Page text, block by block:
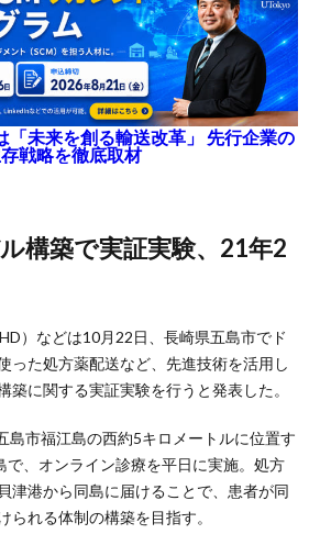
「未来を創る輸送改革」 先行企業の
戦略を徹底取材
）などは10月22日、長崎県五島市でド
った処方薬配送など、先進技術を活用し
築に関する実証実験を行うと発表した。
島市福江島の西約5キロメートルに位置す
で、オンライン診療を平日に実施。処方
津港から同島に届けることで、患者が同
られる体制の構築を目指す。